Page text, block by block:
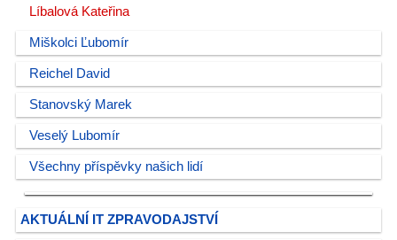
Líbalová Kateřina
Miškolci Ľubomír
Reichel David
Stanovský Marek
Veselý Lubomír
Všechny příspěvky našich lidí
AKTUÁLNÍ IT ZPRAVODAJSTVÍ